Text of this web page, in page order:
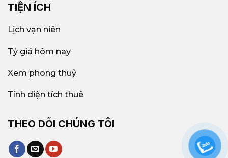
TIỆN ÍCH
Lịch vạn niên
Tỷ giá hôm nay
Xem phong thuỷ
Tính diện tích thuê
THEO DÕI CHÚNG TÔI